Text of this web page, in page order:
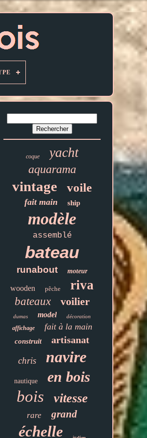
coque yacht
aquarama
vintage voile
fait main ship
modèle
assemblé
bateau
runabout moteur
wooden pêche riva
bateaux voilier
dumas model décoration
affichage fait à la main
construit artisanat
chris navire
nautique en bois
bois vitesse
rare grand
échelle